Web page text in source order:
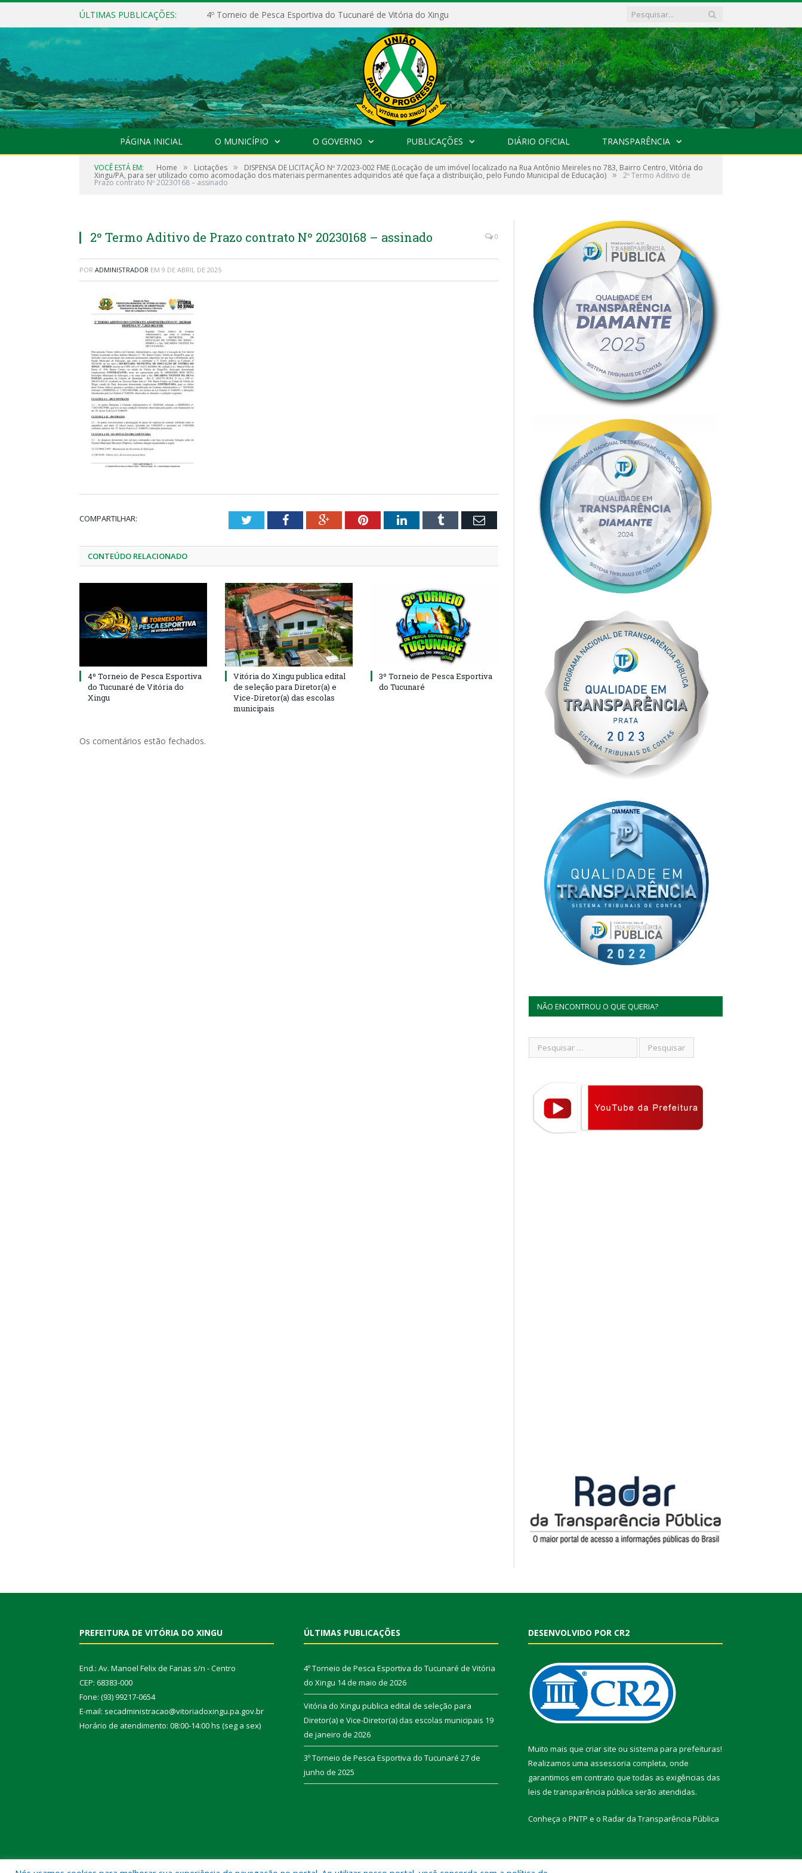
ÚLTIMAS PUBLICAÇÕES: 4º Torneio de Pesca Esportiva do Tucunaré de Vitória do Xingu
PÁGINA INICIAL O MUNICÍPIO O GOVERNO PUBLICAÇÕES DIÁRIO OFICIAL TRANSPARÊNCIA
VOCÊ ESTÁ EM: Home » Licitações » DISPENSA DE LICITAÇÃO Nº 7/2023-002 FME (Locação de um imóvel localizado na Rua Antônio Meireles no 783, Bairro Centro, Vitória do
Xingu/PA, para ser utilizado como acomodação dos materiais permanentes adquiridos até que faça a distribuição, pelo Fundo Municipal de Educação) » 2º Termo Aditivo de
Prazo contrato Nº 20230168 – assinado
2º Termo Aditivo de Prazo contrato Nº 20230168 – assinado 0
POR ADMINISTRADOR EM 9 DE ABRIL DE 2025
COMPARTILHAR: TwitterFacebookGoogle+PinterestLinkedInTumblr Email
CONTEÚDO RELACIONADO
4º Torneio de Pesca Esportiva
do Tucunaré de Vitória do
Xingu
Vitória do Xingu publica edital
de seleção para Diretor(a) e
Vice-Diretor(a) das escolas
municipais
3º Torneio de Pesca Esportiva
do Tucunaré
Os comentários estão fechados.
NÃO ENCONTROU O QUE QUERIA?
PREFEITURA DE VITÓRIA DO XINGU
End.: Av. Manoel Felix de Farias s/n - Centro
CEP: 68383-000
Fone: (93) 99217-0654
E-mail: secadministracao@vitoriadoxingu.pa.gov.br
Horário de atendimento: 08:00-14:00 hs (seg a sex)
ÚLTIMAS PUBLICAÇÕES
4º Torneio de Pesca Esportiva do Tucunaré de Vitória
do Xingu 14 de maio de 2026
Vitória do Xingu publica edital de seleção para
Diretor(a) e Vice-Diretor(a) das escolas municipais 19
de janeiro de 2026
3º Torneio de Pesca Esportiva do Tucunaré 27 de
junho de 2025
DESENVOLVIDO POR CR2
Muito mais que criar site ou sistema para prefeituras!
Realizamos uma assessoria completa, onde
garantimos em contrato que todas as exigências das
leis de transparência pública serão atendidas.
Conheça o PNTP e o Radar da Transparência Pública